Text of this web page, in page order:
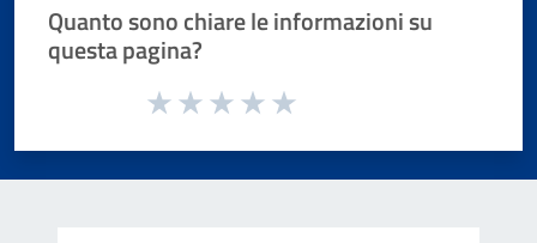
Quanto sono chiare le informazioni su
questa pagina?
Valuta da 1 a 5 stelle la pagina